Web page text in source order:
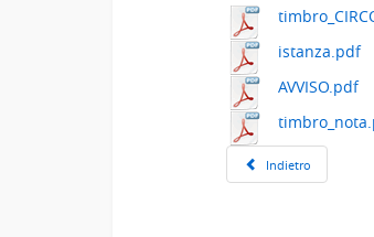
istanza.pdf
AVVISO.pdf
Indietro